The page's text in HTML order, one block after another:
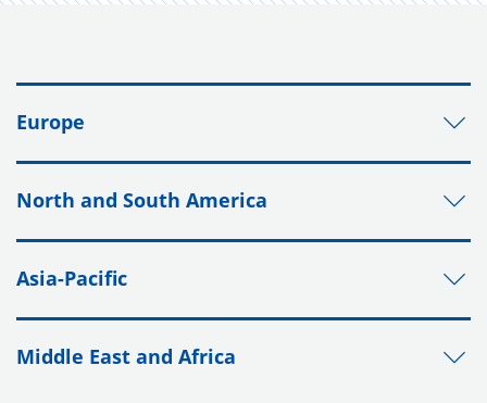
Europe
North and South America
Asia-Pacific
Middle East and Africa